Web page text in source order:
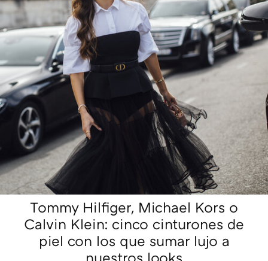
Tommy Hilfiger, Michael Kors o
Calvin Klein: cinco cinturones de
piel con los que sumar lujo a
nuestros looks